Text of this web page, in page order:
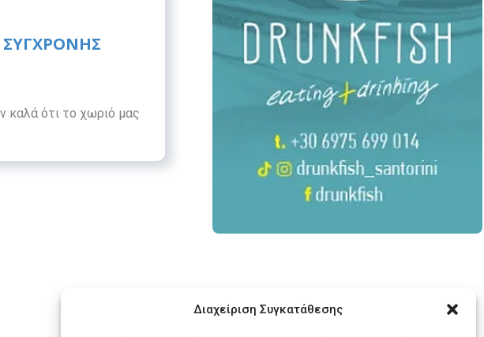
Διαχείριση Συγκατάθεσης
ΣΎΓΧΡΟΝΗΣ
ότι το χωριό μας